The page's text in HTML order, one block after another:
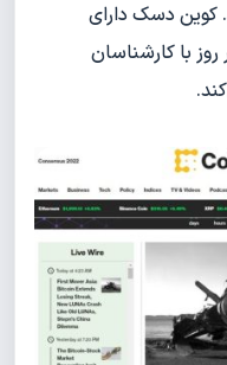
کوین دسک دارای
با کارشناسان